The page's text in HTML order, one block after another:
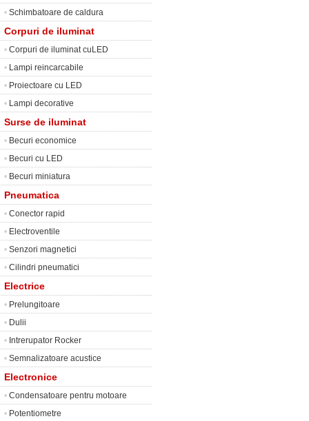
• Schimbatoare de caldura
Corpuri de iluminat
• Corpuri de iluminat cuLED
• Lampi reincarcabile
• Proiectoare cu LED
• Lampi decorative
Surse de iluminat
• Becuri economice
• Becuri cu LED
• Becuri miniatura
Pneumatica
• Conector rapid
• Electroventile
• Senzori magnetici
• Cilindri pneumatici
Electrice
• Prelungitoare
• Dulii
• Intrerupator Rocker
• Semnalizatoare acustice
Electronice
• Condensatoare pentru motoare
• Potentiometre